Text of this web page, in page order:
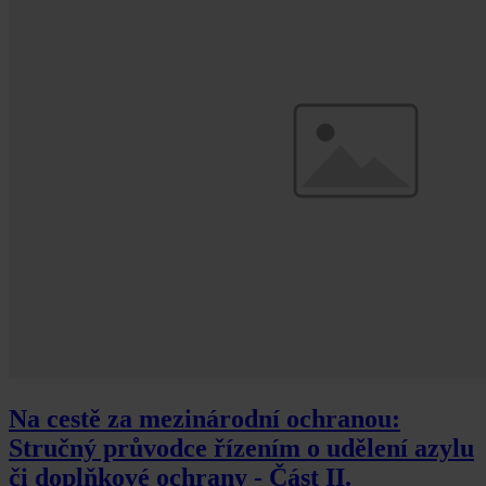
Na cestě za mezinárodní ochranou:
Stručný průvodce řízením o udělení azylu
či doplňkové ochrany - Část II.